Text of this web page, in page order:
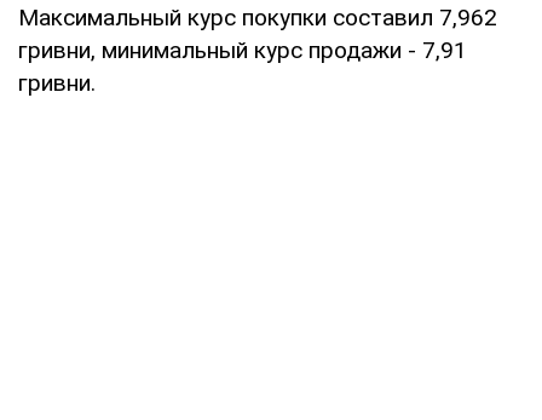
Максимальный курс покупки составил 7,962
гривни, минимальный курс продажи - 7,91
гривни.